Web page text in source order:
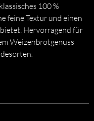
100 %
feine Textur und einen
Hervorragend für
Weizenbrotgenuss